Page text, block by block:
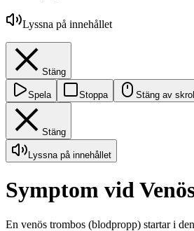
Lyssna på innehållet
Stäng
Spela Stoppa Stäng av
Stäng
Lyssna på innehållet
Symptom vid
En venös trombos (blodpropp) startar i